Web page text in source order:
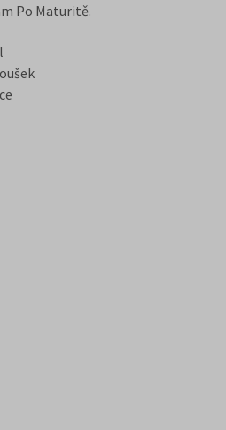
Po Maturitě.